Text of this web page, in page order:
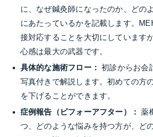
に、なぜ鍼灸師になったのか、どの
にあたっているかを記載します。
接対応することを大切にしています
心感は最大の武器です。
具体的な施術フロー： 初診からお会
写真付きで解説します。初めての方
を下げることができます。
症例報告（ビフォーアフター）： 薬
つ、どのような悩みを持つ方が、ど